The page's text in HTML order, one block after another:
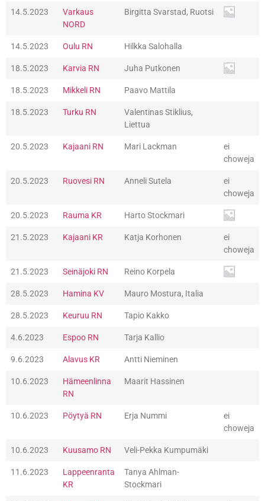
14.5.2023
Varkaus
NORD
Birgitta Svarstad, Ruotsi
14.5.2023 Oulu RN Hilkka Salohalla
18.5.2023 Karvia RN Juha Putkonen
18.5.2023 Mikkeli RN Paavo Mattila
18.5.2023 Turku RN
Valentinas Stiklius,
Liettua
20.5.2023 Kajaani RN Mari Lackman
ei
choweja
20.5.2023 Ruovesi RN Anneli Sutela
ei
choweja
20.5.2023 Rauma KR Harto Stockmari
21.5.2023 Kajaani KR Katja Korhonen
ei
choweja
21.5.2023 Seinäjoki RN Reino Korpela
28.5.2023 Hamina KV Mauro Mostura, Italia
28.5.2023 Keuruu RN Tapio Kakko
4.6.2023 Espoo RN Tarja Kallio
9.6.2023 Alavus KR Antti Nieminen
10.6.2023
Hämeenlinna
RN
Maarit Hassinen
10.6.2023 Pöytyä RN Erja Nummi
ei
choweja
10.6.2023 Kuusamo RN Veli-Pekka Kumpumäki
11.6.2023
Lappeenranta
KR
Tanya Ahlman-
Stockmari